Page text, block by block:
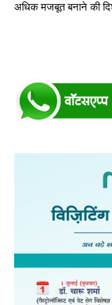
अधिक मजबूत बनाने की